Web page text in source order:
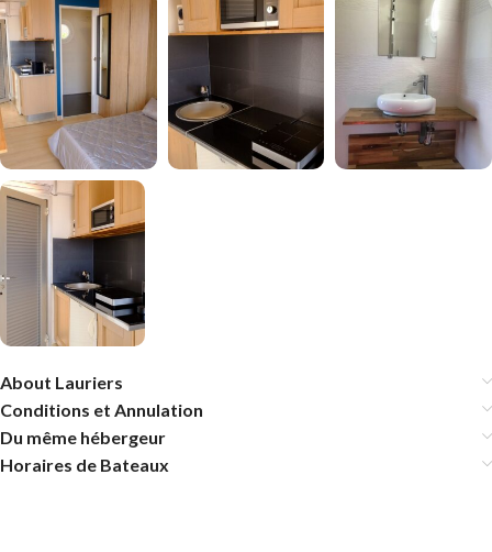
About Lauriers
Conditions et Annulation
Du même hébergeur
Horaires de Bateaux